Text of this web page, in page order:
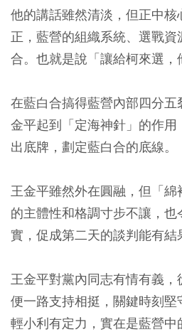
他的講話雖然清淡，但正中
正，藍營的組織系統、選戰
合。也就是說「讓給柯來選，
在藍白合搞得藍營內部四分
金平起到「定海神針」的作
出底牌，劃定藍白合的底線。
王金平雖然外在圓融，但「
的主體性和格調寸步不讓，
實，促成第二天的談判能有結
王金平對黨內同志有情有義
便一路支持相挺，關鍵時刻
輕小利有定力，實在是藍營